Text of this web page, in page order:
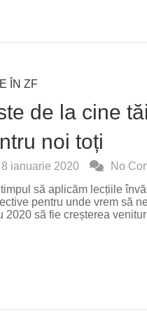
ÎN ZF
de la cine
noi toți
8 ianuarie 2020
No
să aplicăm lecțiile
pentru unde vrem să
2020 să fie creșterea